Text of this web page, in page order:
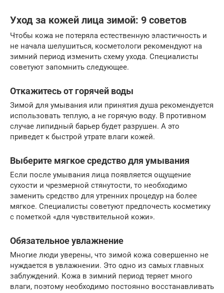
Уход за кожей лица зимой: 9 советов
Чтобы кожа не потеряла естественную эластичность и
не начала шелушиться, косметологи рекомендуют на
зимний период изменить схему ухода. Специалисты
советуют запомнить следующее.
Откажитесь от горячей воды
Зимой для умывания или принятия душа рекомендуется
использовать теплую, а не горячую воду. В противном
случае липидный барьер будет разрушен. А это
приведет к быстрой утрате влаги кожей.
Выберите мягкое средство для умывания
Если после умывания лица появляется ощущение
сухости и чрезмерной стянутости, то необходимо
заменить средство для утренних процедур на более
мягкое. Специалисты советуют предпочесть косметику
с пометкой «для чувствительной кожи».
Обязательное увлажнение
Многие люди уверены, что зимой кожа совершенно не
нуждается в увлажнении. Это одно из самых главных
заблуждений. Кожа в зимний период теряет много
влаги, поэтому необходимо постоянно восстанавливать